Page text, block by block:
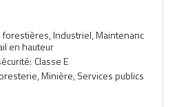
Industriel, Maintenanc
en hauteur
: Classe E
Minière, Services publics